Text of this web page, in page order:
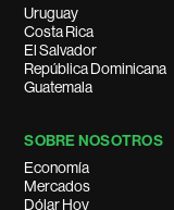
Uruguay
Costa Rica
El Salvador
República Dominicana
Guatemala
SOBRE NOSOTROS
Economía
Mercados
Dólar Hoy